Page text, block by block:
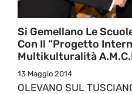
Si Gemellano Le
Con Il “Progetto
Multikulturalità
13 Maggio 2014
OLEVANO SUL